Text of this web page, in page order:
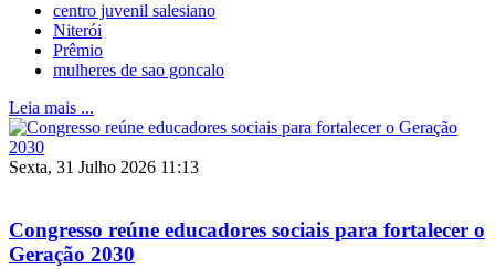
centro juvenil salesiano
Niterói
Prêmio
mulheres de sao goncalo
Leia mais ...
Sexta, 31 Julho 2026 11:13
Congresso reúne educadores sociais para fortalecer o
Geração 2030